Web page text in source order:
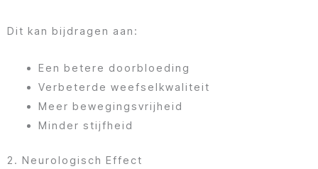
Dit kan bijdragen aan:
Een betere doorbloeding
Verbeterde weefselkwaliteit
Meer bewegingsvrijheid
Minder stijfheid
2. Neurologisch Effect